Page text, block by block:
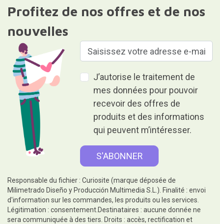
Profitez de nos offres et de nos
nouvelles
J’autorise le traitement de
mes données pour pouvoir
recevoir des offres de
produits et des informations
qui peuvent m’intéresser.
Responsable du fichier : Curiosite (marque déposée de
Milimetrado Diseño y Producción Multimedia S.L.). Finalité : envoi
d'information sur les commandes, les produits ou les services.
Légitimation : consentement.Destinataires : aucune donnée ne
sera communiquée à des tiers. Droits : accès, rectification et